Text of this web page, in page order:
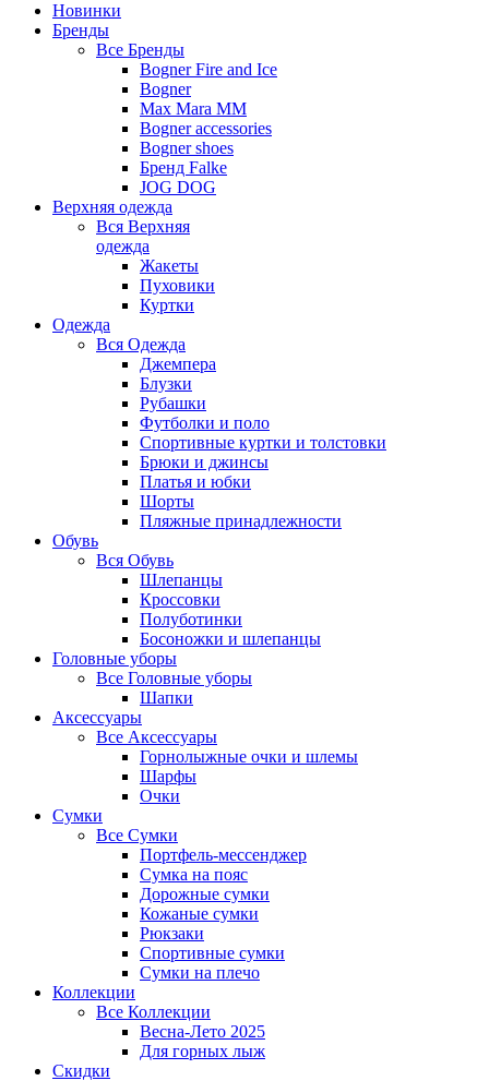
Новинки
Бренды
Все Бренды
Bogner Fire and Ice
Bogner
Max Mara MM
Bogner accessories
Bogner shoes
Бренд Falke
JOG DOG
Верхняя одежда
Вся Верхняя
одежда
Жакеты
Пуховики
Куртки
Одежда
Вся Одежда
Джемпера
Блузки
Рубашки
Футболки и поло
Спортивные куртки и толстовки
Брюки и джинсы
Платья и юбки
Шорты
Пляжные принадлежности
Обувь
Вся Обувь
Шлепанцы
Кроссовки
Полуботинки
Босоножки и шлепанцы
Головные уборы
Все Головные уборы
Шапки
Аксессуары
Все Аксессуары
Горнолыжные очки и шлемы
Шарфы
Очки
Сумки
Все Сумки
Портфель-мессенджер
Сумка на пояс
Дорожные сумки
Кожаные сумки
Рюкзаки
Спортивные сумки
Сумки на плечо
Коллекции
Все Коллекции
Весна-Лето 2025
Для горных лыж
Скидки